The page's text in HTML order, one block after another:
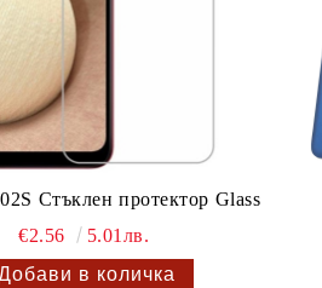
Стъклен протектор Glass
€2.56
5.01лв.